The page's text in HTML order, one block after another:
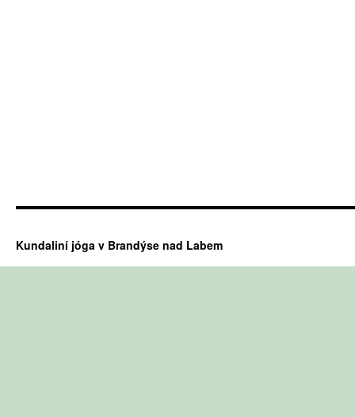
Kundaliní jóga v Brandýse nad Labem